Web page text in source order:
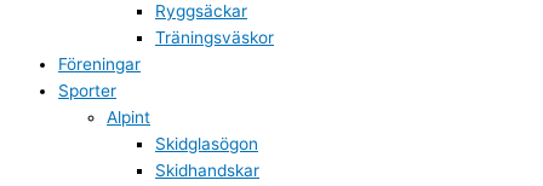
Ryggsäckar
Träningsväskor
Föreningar
Sporter
Alpint
Skidglasögon
Skidhandskar